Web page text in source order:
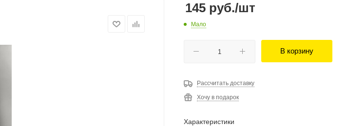
145 руб./шт
Мало
В корзину
Рассчитать доставку
Хочу в подарок
Характеристики